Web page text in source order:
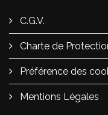
C.G.V.
Charte de
Préférence des
Mentions Légales